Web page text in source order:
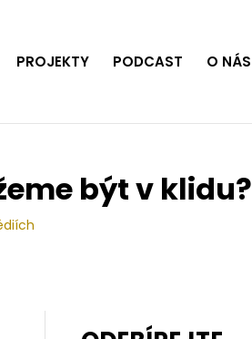
PROJEKTY PODCAST O NÁS
být v klidu?